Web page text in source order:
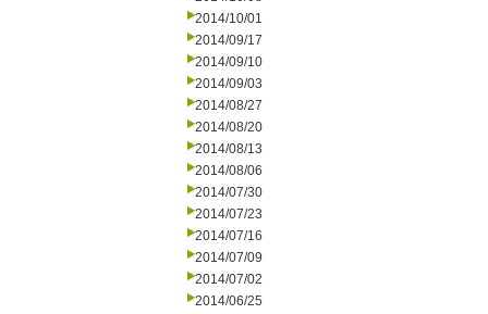
2014/10/01
2014/09/17
2014/09/10
2014/09/03
2014/08/27
2014/08/20
2014/08/13
2014/08/06
2014/07/30
2014/07/23
2014/07/16
2014/07/09
2014/07/02
2014/06/25